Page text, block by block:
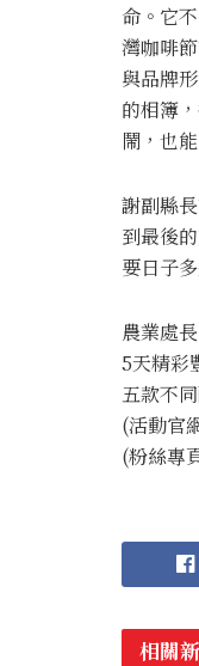
命。它
灣咖啡
與品牌
的相簿
鬧，也
謝副縣
到最後
要日子
農業處
5天精彩
五款不
(活動官
(粉絲專
相關